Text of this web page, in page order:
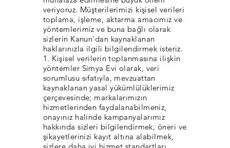
veriyoruz. Müşterilerimizi kişisel verileri
toplama, işleme, aktarma amacımız ve
yöntemlerimiz ve buna bağlı olarak
sizlerin Kanun'dan kaynaklanan
haklarınızla ilgili bilgilendirmek isteriz.
1. Kişisel verilerin toplanmasına ilişkin
yöntemler Simya Evi olarak, veri
sorumlusu sıfatıyla, mevzuattan
kaynaklanan yasal yükümlülüklerimiz
çerçevesinde; markalarımızın
hizmetlerinden faydalanabilmeniz,
onayınız halinde kampanyalarımız
hakkında sizleri bilgilendirmek, öneri ve
şikayetlerinizi kayıt altına alabilmek,